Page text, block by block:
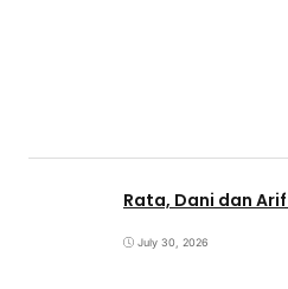
Rata, Dani dan
July 30, 2026